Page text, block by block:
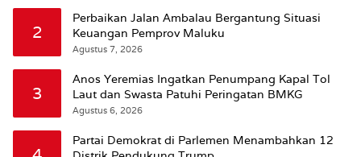
2
Perbaikan Jalan Ambalau Bergantung Situasi
Keuangan Pemprov Maluku
Agustus 7, 2026
3
Anos Yeremias Ingatkan Penumpang Kapal Tol
Laut dan Swasta Patuhi Peringatan BMKG
Agustus 6, 2026
Partai Demokrat di Parlemen Menambahkan 12